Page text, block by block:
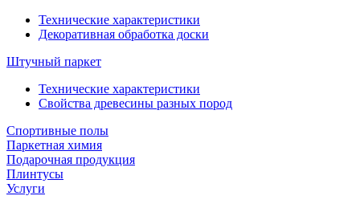
Технические характеристики
Декоративная обработка доски
Штучный паркет
Технические характеристики
Свойства древесины разных пород
Спортивные полы
Паркетная химия
Подарочная продукция
Плинтусы
Услуги